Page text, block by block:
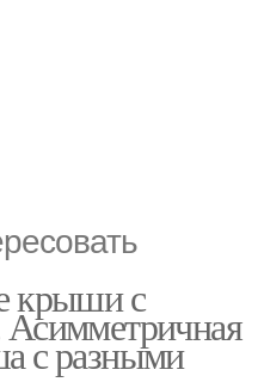
крыши с
с разными